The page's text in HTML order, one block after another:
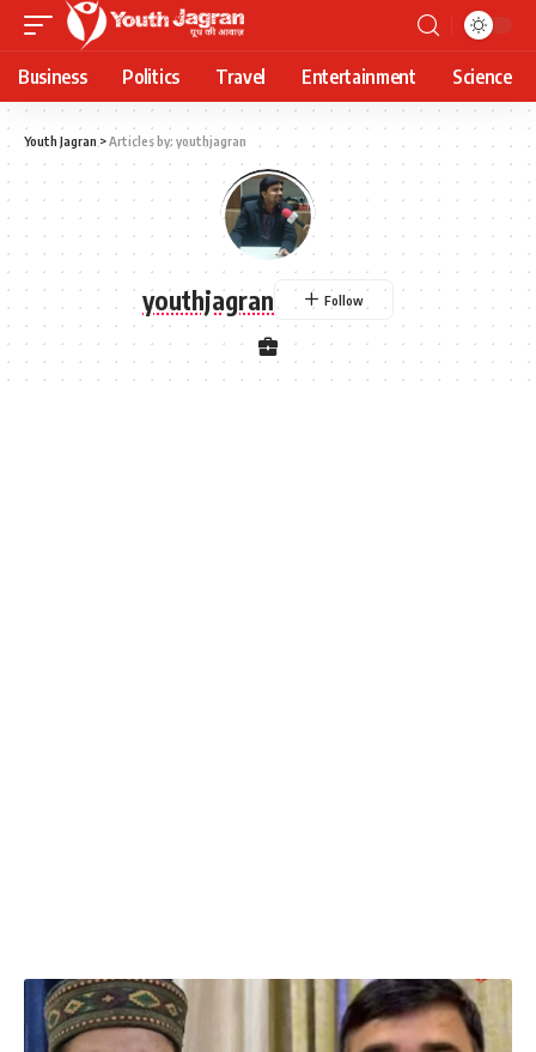
Business Politics Travel Entertainment Science
Youth Jagran >Articles by: youthjagran
youthjagran